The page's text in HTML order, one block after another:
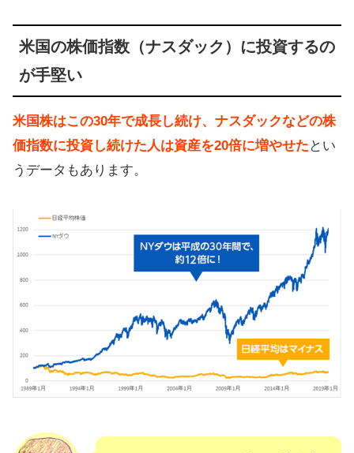
米国の株価指数（ナスダック）に投資するの
が手堅い
米国株はこの30年で成長し続け、ナスダックなどの株
価指数に投資し続けた人は資産を20倍に増やせた とい
うデータもあります。